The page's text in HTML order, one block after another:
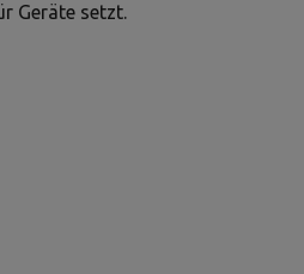
Geräte setzt.